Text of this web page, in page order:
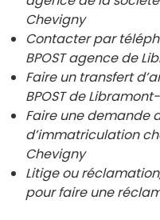
Chevigny
Contacter par
BPOST agence de
Faire un transfert
BPOST de
Faire une demande
d’immatriculation
Chevigny
Litige ou
pour faire une